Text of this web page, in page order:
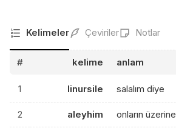
Kelimeler Çeviriler Notlar
# kelime anlam
1 linursile salalım diye
2 aleyhim onların üzerine